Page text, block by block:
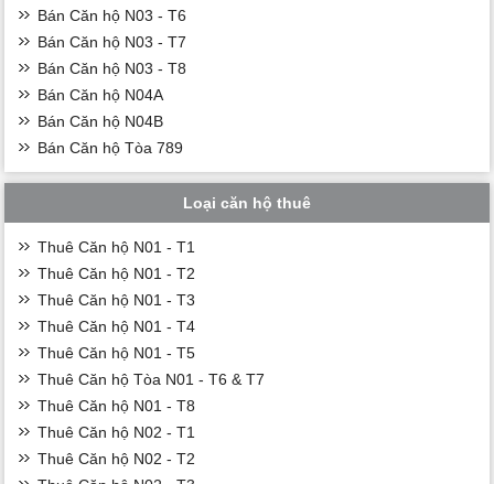
Bán Căn hộ N03 - T6
Bán Căn hộ N03 - T7
Bán Căn hộ N03 - T8
Bán Căn hộ N04A
Bán Căn hộ N04B
Bán Căn hộ Tòa 789
Loại căn hộ thuê
Thuê Căn hộ N01 - T1
Thuê Căn hộ N01 - T2
Thuê Căn hộ N01 - T3
Thuê Căn hộ N01 - T4
Thuê Căn hộ N01 - T5
Thuê Căn hộ Tòa N01 - T6 & T7
Thuê Căn hộ N01 - T8
Thuê Căn hộ N02 - T1
Thuê Căn hộ N02 - T2